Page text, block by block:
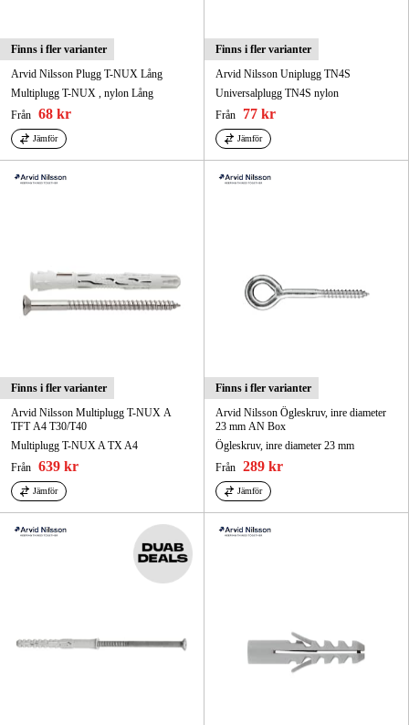
Finns i fler varianter
Arvid Nilsson Plugg T-NUX Lång
Multiplugg T-NUX , nylon Lång
Från 68 kr
Jämför
Finns i fler varianter
Arvid Nilsson Uniplugg TN4S
Universalplugg TN4S nylon
Från
77 kr
Jämför
Finns i fler varianter
Arvid Nilsson Multiplugg T-NUX A
TFT A4 T30/T40
Multiplugg T-NUX A TX A4
Från 639 kr
Jämför
Finns i fler varianter
Arvid Nilsson Ögleskruv, inre diameter
23 mm AN Box
Ögleskruv, inre diameter 23 mm
Från 289 kr
Jämför